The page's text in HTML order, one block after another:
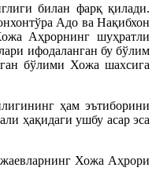
билан фарқ қилади.
Адо ва Нақибхон
Аҳрорнинг шуҳратли
ифодаланган бу бўлим
бўлими Хожа шахсига
ҳам эътиборини
ҳақидаги ушбу асар эса
Хожа Аҳрори